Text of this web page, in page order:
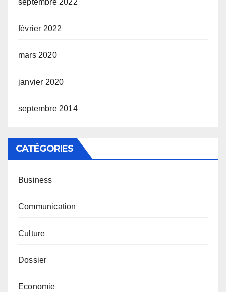
septembre 2022
février 2022
mars 2020
janvier 2020
septembre 2014
CATÉGORIES
Business
Communication
Culture
Dossier
Economie